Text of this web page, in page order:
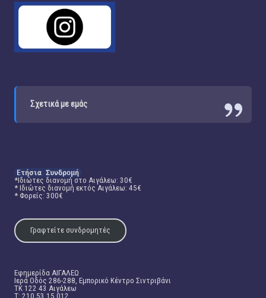
Σχετικά με εμάς
Ετήσια Συνδρομή
*Ιδιώτες διανομή στο Αιγάλεω: 30€
* Ιδιώτες διανομή εκτός Αιγάλεω: 45€
* Φορείς: 300€
Γραφτείτε συνδρομητές
Εφημερίδα ΑΙΓΑΛΕΩ
Ιερά Οδός 286-288, Εμπορικό Κέντρο Σιντριβάνι
TK 122 43 Αιγάλεω
T: 210 53 15 012